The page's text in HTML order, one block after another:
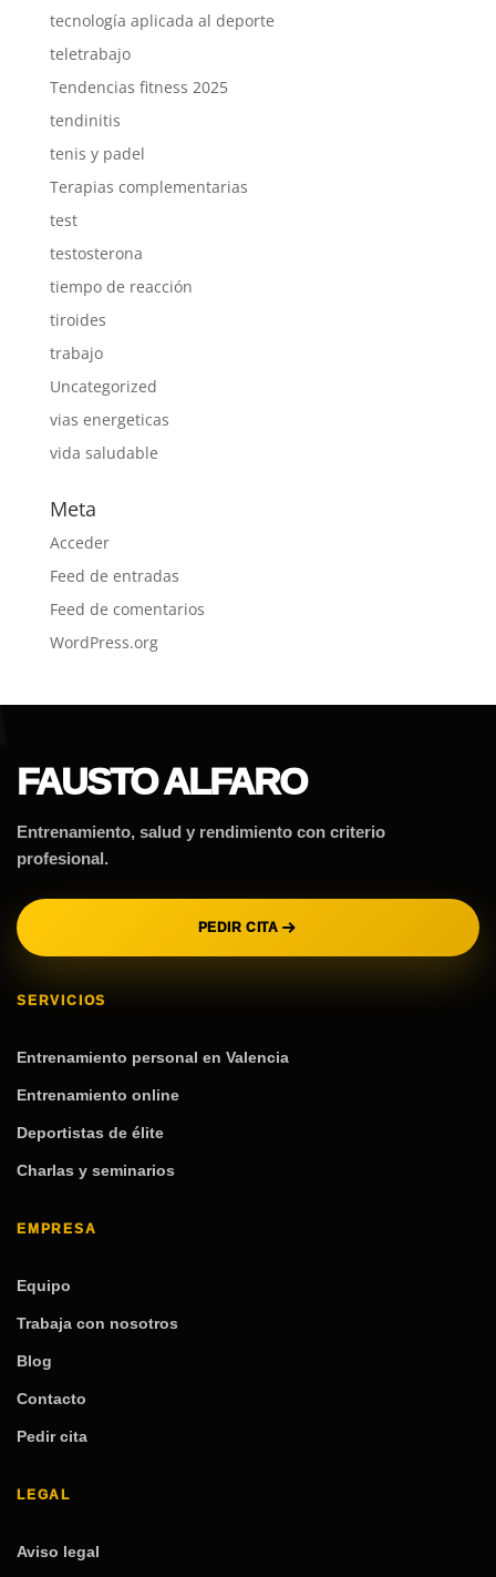
tecnología aplicada al deporte
teletrabajo
Tendencias fitness 2025
tendinitis
tenis y padel
Terapias complementarias
test
testosterona
tiempo de reacción
tiroides
trabajo
Uncategorized
vias energeticas
vida saludable
Meta
Acceder
Feed de entradas
Feed de comentarios
WordPress.org
FAUSTO ALFARO
Entrenamiento, salud y rendimiento con criterio
profesional.
PEDIR CITA
SERVICIOS
Entrenamiento personal en Valencia
Entrenamiento online
Deportistas de élite
Charlas y seminarios
EMPRESA
Equipo
Trabaja con nosotros
Blog
Contacto
Pedir cita
LEGAL
Aviso legal